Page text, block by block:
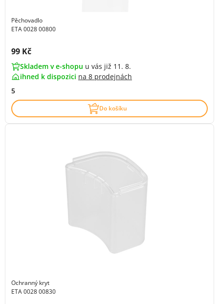
Pěchovadlo
ETA 0028 00800
Cena s DPH:
99 Kč
Skladem v e-shopu u vás již 11. 8.
ihned k dispozici na 8 prodejnách
5
Do košíku
Ochranný kryt
ETA 0028 00830